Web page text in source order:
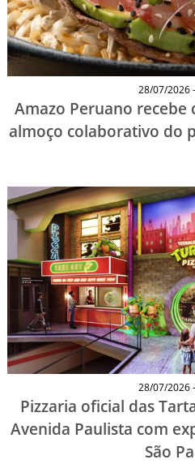
TESTADO E
ÚLTIMAS
QUEM
28/07/2026
Amazo Peruano recebe
almoço colaborativo do
28/07/2026
Pizzaria oficial das
Avenida Paulista com
São